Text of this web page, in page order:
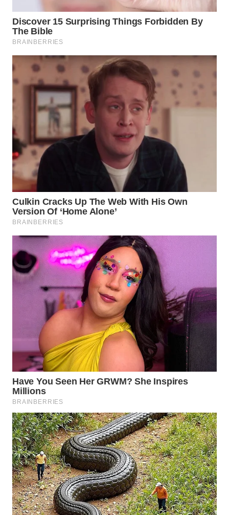
WAHANA
PERSONA
OTOMOTIF
WAHANA
WAHANA
DESA
WISATA
LAPAK
WAHANA
Wahana
Network
KONSUMEN
LISTRIK
MASYARAKAT
KELISTRIKAN
WALINKI
MAWAKA
ID
MARTABAT
PLN
WATCH
MKLI
LPKKI